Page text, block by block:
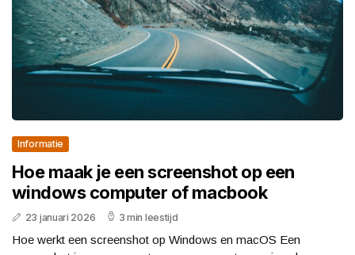
Informatie
Hoe maak je een screenshot op een
windows computer of macbook
23 januari 2026 3 min leestijd
Hoe werkt een screenshot op Windows en macOS Een